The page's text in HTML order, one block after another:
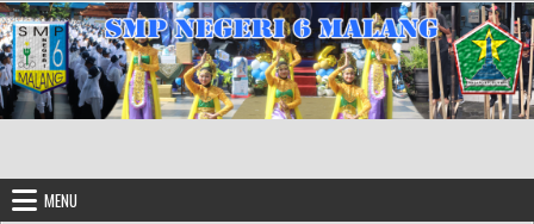
Skip to content
MENU